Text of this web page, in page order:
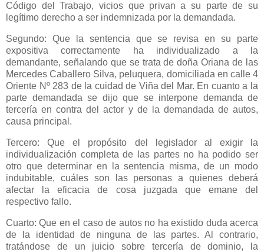
Código del Trabajo, vicios que privan a su parte de su
legítimo derecho a ser indemnizada por la demandada.
Segundo: Que la sentencia que se revisa en su parte
expositiva correctamente ha individualizado a la
demandante, señalando que se trata de doña Oriana de las
Mercedes Caballero Silva, peluquera, domiciliada en calle 4
Oriente Nº 283 de la cuidad de Viña del Mar. En cuanto a la
parte demandada se dijo que se interpone demanda de
tercería en contra del actor y de la demandada de autos,
causa principal.
Tercero: Que el propósito del legislador al exigir la
individualización completa de las partes no ha podido ser
otro que determinar en la sentencia misma, de un modo
indubitable, cuáles son las personas a quienes deberá
afectar la eficacia de cosa juzgada que emane del
respectivo fallo.
Cuarto: Que en el caso de autos no ha existido duda acerca
de la identidad de ninguna de las partes. Al contrario,
tratándose de un juicio sobre tercería de dominio, la